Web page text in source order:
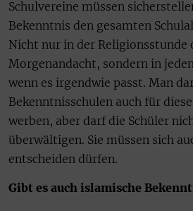
Schulvereine müssen
Bekenntnis den gesamten
Nicht nur in der Religionsstunde
Morgenandacht, sondern in
wenn es irgendwie passt. Man
Bekenntnisschulen auch für
werben, aber darf die Schüler
überwältigen. Sie müssen sich
entscheiden dürfen.
Gibt es auch islamische